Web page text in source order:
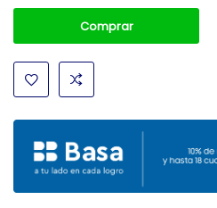
Comprar